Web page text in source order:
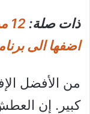
ذات صلة:
اضفها الى
من الأفضل
كبير. إن